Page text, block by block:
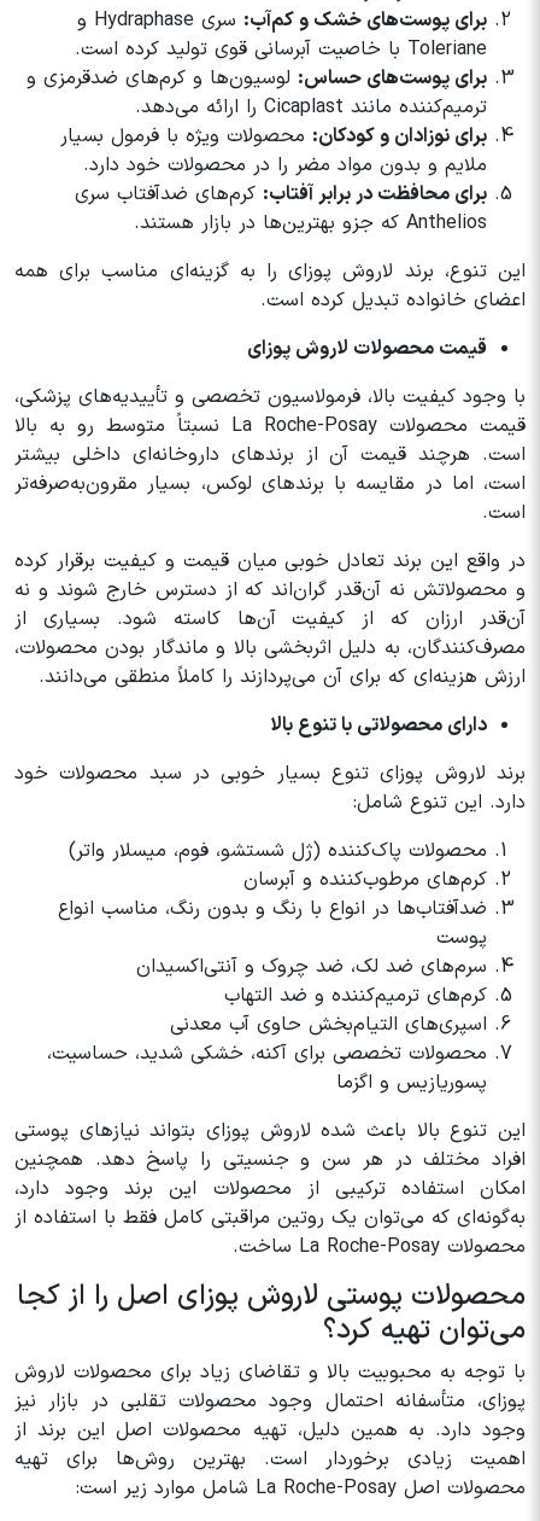
برای پوست‌های خشک و کم‌آب:
سری Hydraphase و
Toleriane با خاصیت آبرسانی قوی تولید کرده است.
برای پوست‌های حساس: لوسیون‌ها و کرم‌های ضدقرمزی و
ترمیم‌کننده مانند Cicaplast را ارائه می‌دهد.
برای نوزادان و کودکان: محصولات ویژه با فرمول بسیار
ملایم و بدون مواد مضر را در محصولات خود دارد.
برای محافظت در برابر آفتاب: کرم‌های ضدآفتاب سری
Anthelios که جزو بهترین‌ها در بازار هستند.
این تنوع، برند لاروش پوزای را به گزینه‌ای مناسب برای همه
اعضای خانواده تبدیل کرده است.
قیمت محصولات لاروش پوزای
با وجود کیفیت بالا، فرمولاسیون تخصصی و تأییدیه‌های پزشکی،
قیمت محصولات La Roche-Posay نسبتاً متوسط رو به بالا
است. هرچند قیمت آن از برندهای داروخانه‌ای داخلی بیشتر
است، اما در مقایسه با برندهای لوکس، بسیار مقرون‌به‌صرفه‌تر
است.
در واقع این برند تعادل خوبی میان قیمت و کیفیت برقرار کرده
و محصولاتش نه آن‌قدر گران‌اند که از دسترس خارج شوند و نه
آن‌قدر ارزان که از کیفیت آن‌ها کاسته شود. بسیاری از
مصرف‌کنندگان، به دلیل اثربخشی بالا و ماندگار بودن محصولات،
ارزش هزینه‌ای که برای آن می‌پردازند را کاملاً منطقی می‌دانند.
دارای محصولاتی با تنوع بالا
برند لاروش پوزای تنوع بسیار خوبی در سبد محصولات خود
دارد. این تنوع شامل:
محصولات پاک‌کننده (ژل شستشو، فوم، میسلار واتر)
کرم‌های مرطوب‌کننده و آبرسان
ضدآفتاب‌ها در انواع با رنگ و بدون رنگ، مناسب انواع
پوست
سرم‌های ضد لک، ضد چروک و آنتی‌اکسیدان
کرم‌های ترمیم‌کننده و ضد التهاب
اسپری‌های التیام‌بخش حاوی آب معدنی
محصولات تخصصی برای آکنه، خشکی شدید، حساسیت،
پسوریازیس و اگزما
این تنوع بالا باعث شده لاروش پوزای بتواند نیازهای پوستی
افراد مختلف در هر سن و جنسیتی را پاسخ دهد. همچنین
امکان استفاده ترکیبی از محصولات این برند وجود دارد،
به‌گونه‌ای که می‌توان یک روتین مراقبتی کامل فقط با استفاده از
محصولات La Roche-Posay ساخت.
محصولات پوستی لاروش پوزای اصل را از کجا
می‌توان تهیه کرد؟
با توجه به محبوبیت بالا و تقاضای زیاد برای محصولات لاروش
پوزای، متأسفانه احتمال وجود محصولات تقلبی در بازار نیز
وجود دارد. به همین دلیل، تهیه محصولات اصل این برند از
اهمیت زیادی برخوردار است. بهترین روش‌ها برای تهیه
محصولات اصل La Roche-Posay شامل موارد زیر است: